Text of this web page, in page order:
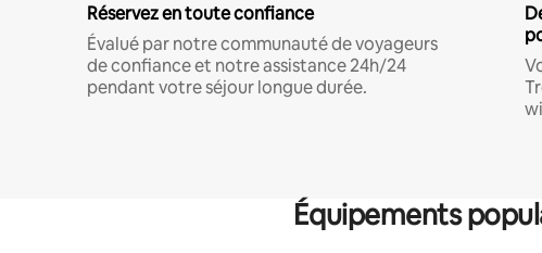
Réservez en toute confiance
Évalué par notre communauté de voyageurs
de confiance et notre assistance 24h/24
pendant votre séjour longue durée.
Équipements